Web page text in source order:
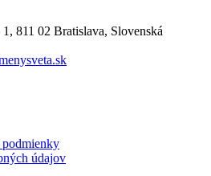
811 02 Bratislava, Slovenská
podmienky
údajov